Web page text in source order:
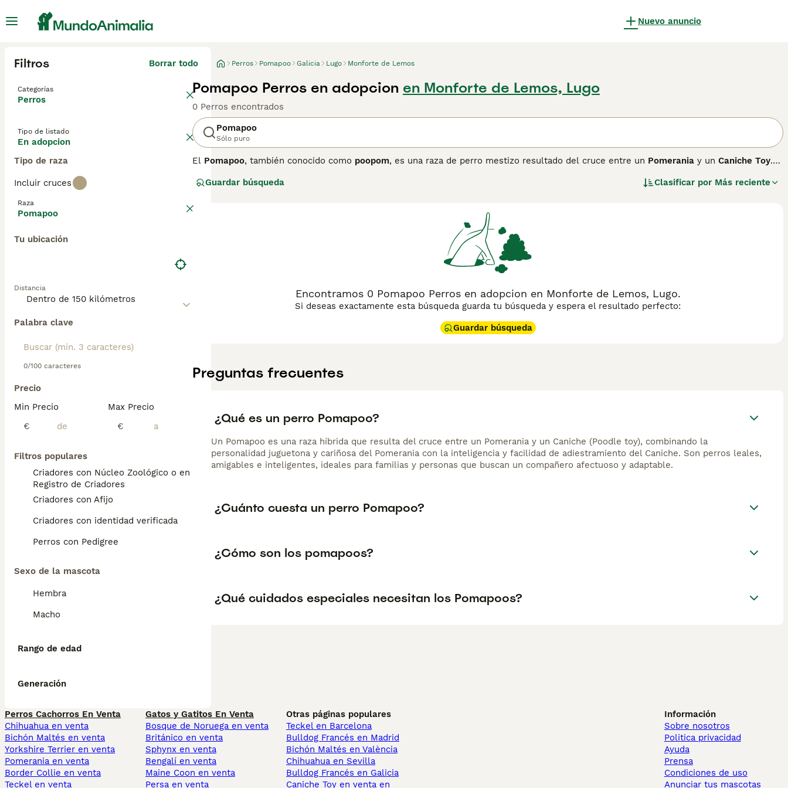
Nuevo anuncio
Filtros Borrar todo
Categorías
Perros
Tipo de listado
En adopcion
Tipo de raza
Incluir cruces
Raza
Pomapoo
Tu ubicación
Distancia
Palabra clave
0/100 caracteres
Precio
Min Precio
€
Max Precio
€
Filtros populares
Criadores con Núcleo Zoológico o en el
Registro de Criadores
Criadores con Afijo
Criadores con identidad verificada
Perros con Pedigree
Sexo de la mascota
Hembra
Macho
Rango de edad
Generación
Perros Pomapoo Galicia Lugo Monforte de Lemos
Pomapoo Perros en adopcion en Monforte de Lemos, Lugo
0 Perros encontrados
Pomapoo
Sólo puro
El Pomapoo, también conocido como poopom, es una raza de perro mestizo resultado del cruce entre un Pomerania y un Caniche Toy.
pequeño, que varía entre 5 y 15 libras, y su altura de 20 a 30 cm aproximadamente. Su pelaje puede ser corto, medio, liso, ondulado o
juguetón, inteligente y muy cariñoso, lo que lo convierte en una mascota ideal para familias, incluso en apartamentos gracias a su tamaño
compacto. Son perros sociales pero pueden mostrarse reservados con extraños y es importante una buena socialización y entrenamiento
para controlar su tendencia a ladrar. Además, se adaptan bien a niños y otros animales si se los trata con cuidado. El Pomapoo es
perfecto para quienes buscan un compañero activo, juguetón y afectuoso, ideal para espacios reducidos y hogares con tiempo para su
Guardar búsqueda Clasificar por Más reciente
Encontramos 0 Pomapoo Perros en adopcion en Monforte de Lemos, Lugo.
Si deseas exactamente esta búsqueda guarda tu búsqueda y espera el resultado perfecto:
Guardar búsqueda
Preguntas frecuentes
¿Qué es un perro Pomapoo?
Un Pomapoo es una raza híbrida que resulta del cruce entre un Pomerania y un Caniche (Poodle toy), combinando la
personalidad juguetona y cariñosa del Pomerania con la inteligencia y facilidad de adiestramiento del Caniche. Son perros leales,
amigables e inteligentes, ideales para familias y personas que buscan un compañero afectuoso y adaptable.
¿Cuánto cuesta un perro Pomapoo?
¿Cómo son los pomapoos?
¿Qué cuidados especiales necesitan los Pomapoos?
Perros Cachorros En Venta
Chihuahua en venta
Bichón Maltés en venta
Yorkshire Terrier en venta
Pomerania en venta
Border Collie en venta
Teckel en venta
Gatos y Gatitos En Venta
Bosque de Noruega en venta
Británico en venta
Sphynx en venta
Bengalí en venta
Maine Coon en venta
Persa en venta
Otras páginas populares
Teckel en Barcelona
Bulldog Francés en Madrid
Bichón Maltés en València
Chihuahua en Sevilla
Bulldog Francés en Galicia
Caniche Toy en venta en
Información
Sobre nosotros
Politica privacidad
Ayuda
Prensa
Condiciones de uso
Anunciar tus mascotas